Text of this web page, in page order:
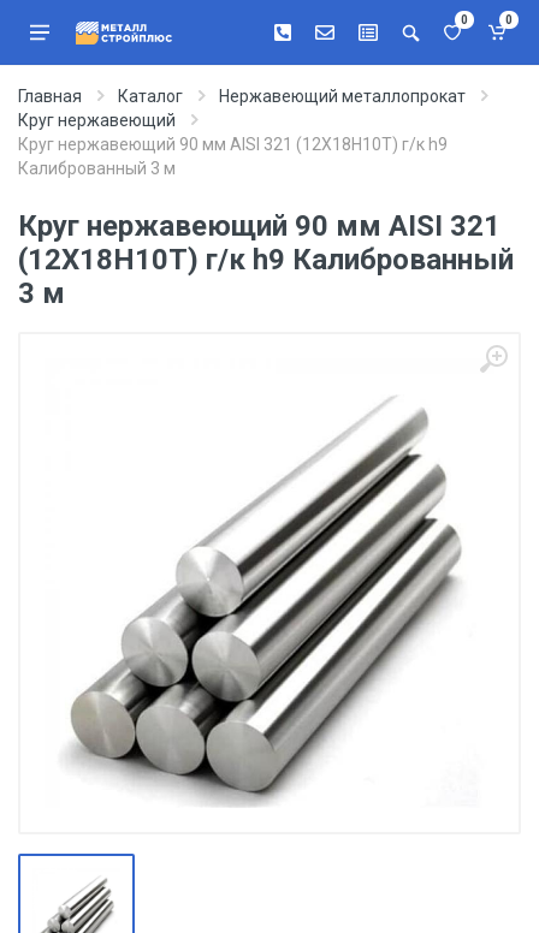
0 0
Главная Каталог
Нержавеющий металлопрокат
Круг нержавеющий
Круг нержавеющий 90 мм AISI 321 (12Х18Н10Т) г/к h9
Калиброванный 3 м
Круг нержавеющий 90 мм AISI 321
(12Х18Н10Т) г/к h9 Калиброванный
3 м